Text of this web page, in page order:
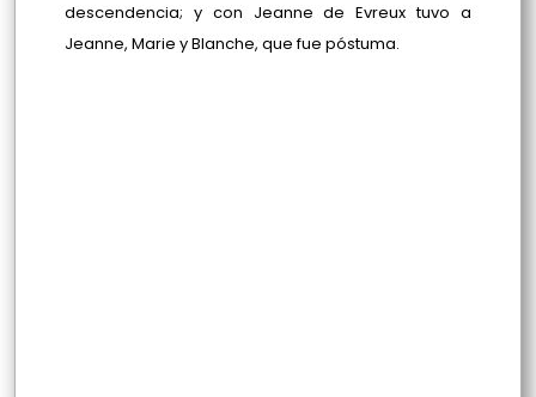
descendencia; y con Jeanne de Evreux tuvo a
Jeanne, Marie y Blanche, que fue póstuma.